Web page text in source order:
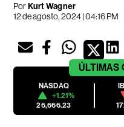
PorKurt Wagner
12 de agosto, 2024 | 04:16 PM
ÚLTIMAS
NASDAQ
+1.21%
26,666.23